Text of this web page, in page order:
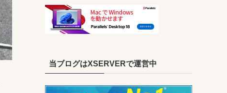
リ
当ブログはXSERVERで運営中